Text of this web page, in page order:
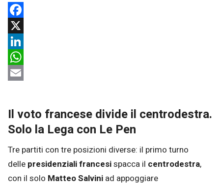
Facebook
X
LinkedIn
WhatsApp
Il voto francese divide il centrodestra.
Solo la Lega con Le Pen
Tre partiti con tre posizioni diverse: il primo turno
delle presidenziali francesispacca il centrodestra,
con il solo Matteo Salvini ad appoggiare